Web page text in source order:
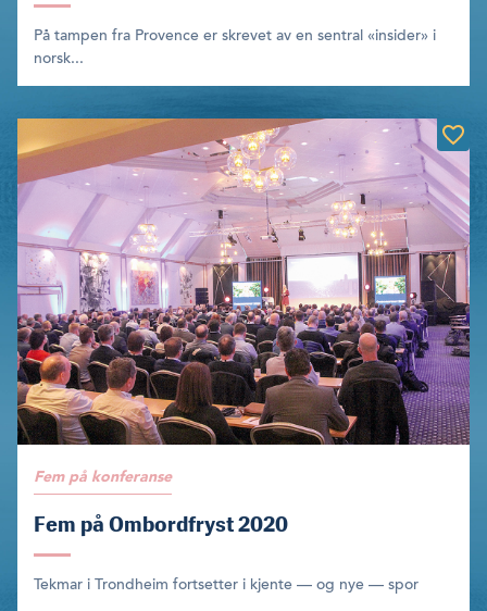
På tampen fra Provence er skrevet av en sentral «insider» i
norsk...
Fem på konferanse
Fem på Ombordfryst 2020
Tekmar i Trondheim fortsetter i kjente — og nye — spor